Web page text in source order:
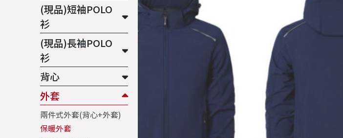
(現品)短袖POLO
衫
(現品)長袖POLO
衫
背心
外套
兩件式外套(背心+外套)
保暖外套